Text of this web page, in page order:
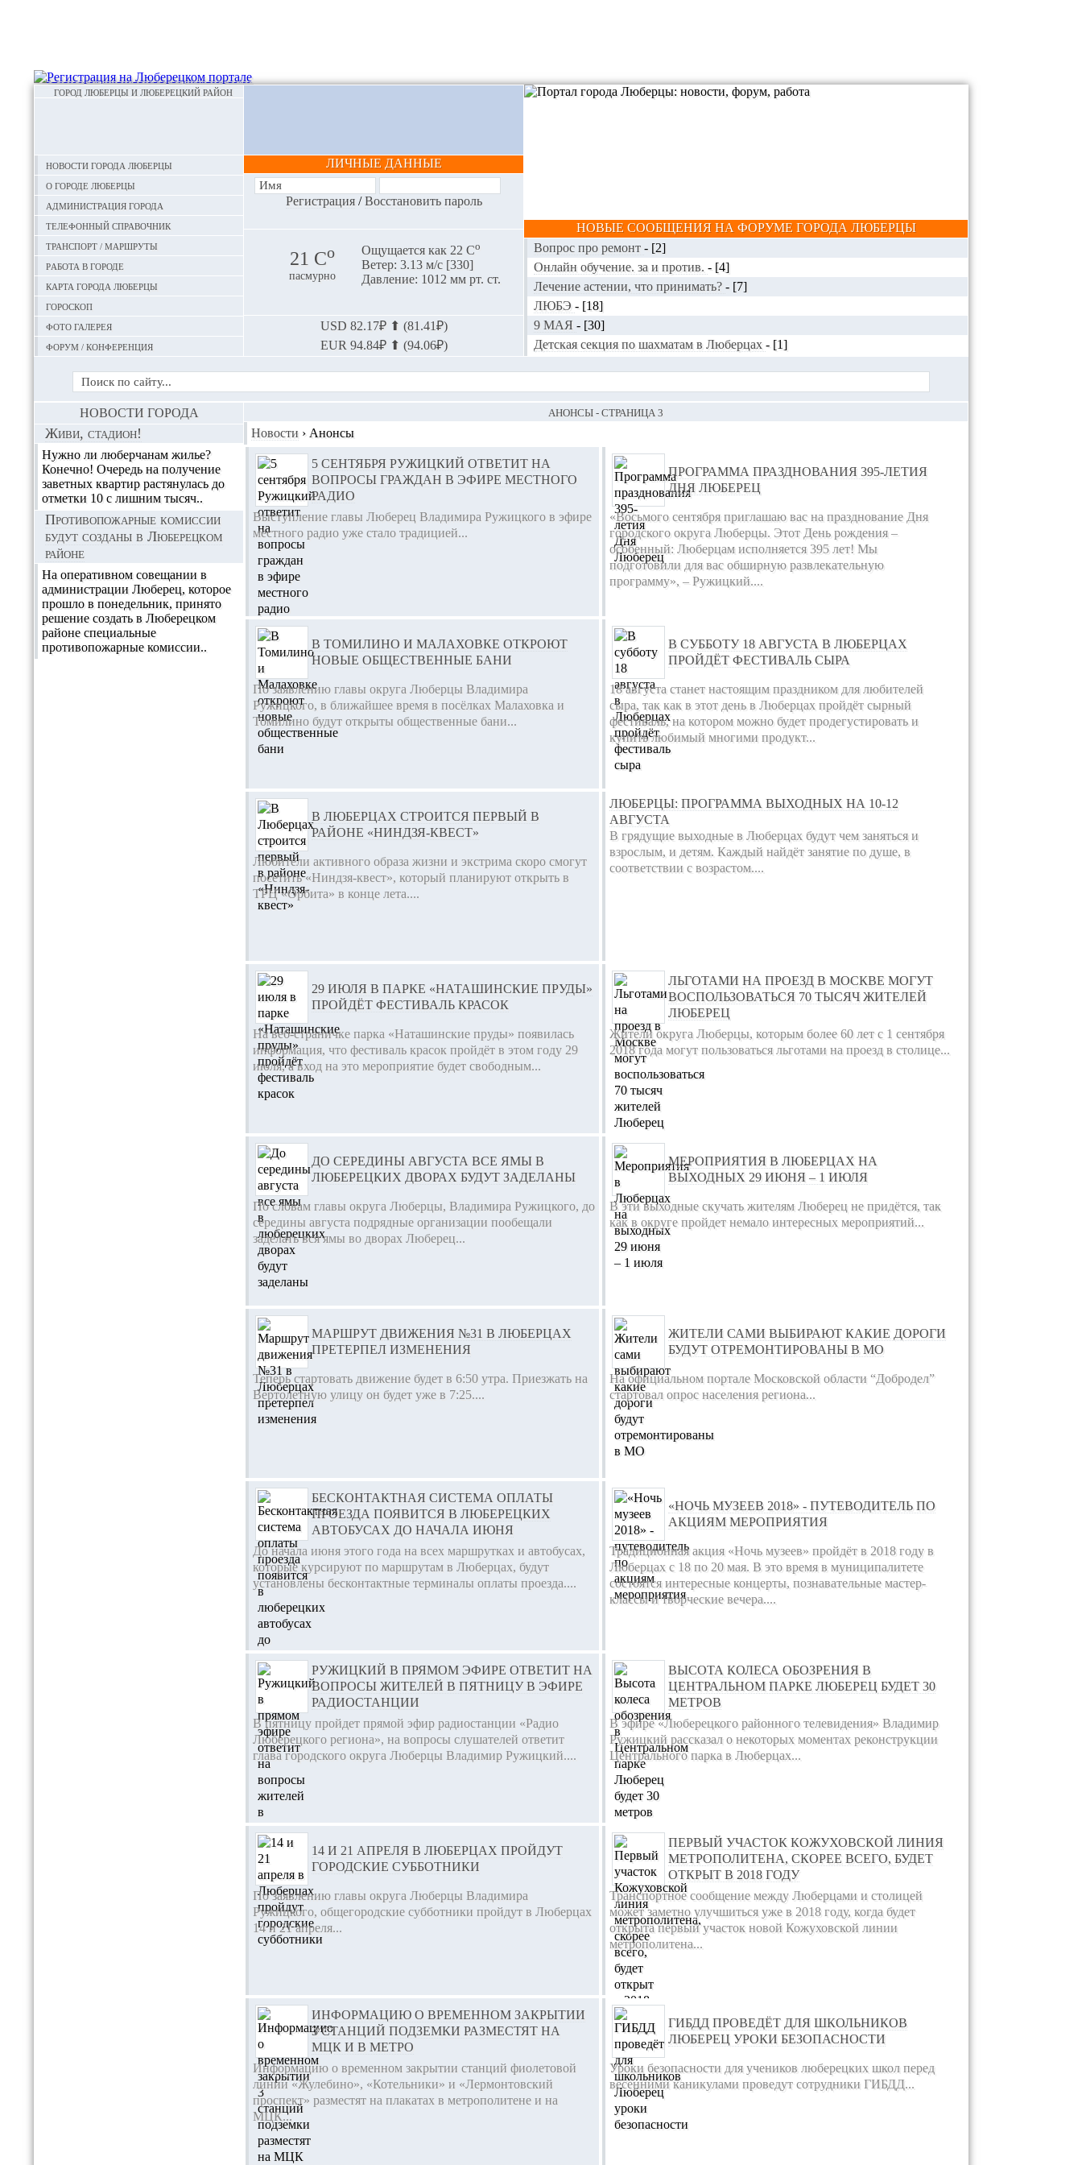
ГОРОД ЛЮБЕРЦЫ И ЛЮБЕРЕЦКИЙ РАЙОН
Новости города Люберцы
О городе Люберцы
Администрация города
Телефонный справочник
Транспорт / маршруты
Работа в городе
Карта города Люберцы
Гороскоп
Фото галерея
Форум / конференция
ЛИЧНЫЕ ДАННЫЕ
Регистрация/Восстановить пароль
21 Сo
пасмурно
Ощущается как 22 Сo
Ветер: 3.13 м/с [330]
Давление: 1012 мм рт. ст.
USD 82.17₽ ⬆ (81.41₽)
EUR 94.84₽ ⬆ (94.06₽)
НОВЫЕ СООБЩЕНИЯ НА ФОРУМЕ ГОРОДА ЛЮБЕРЦЫ
Вопрос про ремонт - [2]
Онлайн обучение. за и против. - [4]
Лечение астении, что принимать? - [7]
ЛЮБЭ - [18]
9 МАЯ - [30]
Детская секция по шахматам в Люберцах - [1]
АНОНСЫ - СТРАНИЦА 3
Новости › Анонсы
5 СЕНТЯБРЯ РУЖИЦКИЙ ОТВЕТИТ НА
ВОПРОСЫ ГРАЖДАН В ЭФИРЕ МЕСТНОГО
РАДИО
Выступление главы Люберец Владимира Ружицкого в эфире
местного радио уже стало традицией...
ПРОГРАММА ПРАЗДНОВАНИЯ 395-ЛЕТИЯ
ДНЯ ЛЮБЕРЕЦ
«Восьмого сентября приглашаю вас на празднование Дня
городского округа Люберцы. Этот День рождения –
особенный: Люберцам исполняется 395 лет! Мы
подготовили для вас обширную развлекательную
программу», – Ружицкий....
В ТОМИЛИНО И МАЛАХОВКЕ ОТКРОЮТ
НОВЫЕ ОБЩЕСТВЕННЫЕ БАНИ
По заявлению главы округа Люберцы Владимира
Ружицкого, в ближайшее время в посёлках Малаховка и
Томилино будут открыты общественные бани...
В СУББОТУ 18 АВГУСТА В ЛЮБЕРЦАХ
ПРОЙДЁТ ФЕСТИВАЛЬ СЫРА
18 августа станет настоящим праздником для любителей
сыра, так как в этот день в Люберцах пройдёт сырный
фестиваль, на котором можно будет продегустировать и
купить любимый многими продукт...
В ЛЮБЕРЦАХ СТРОИТСЯ ПЕРВЫЙ В
РАЙОНЕ «НИНДЗЯ-КВЕСТ»
Любители активного образа жизни и экстрима скоро смогут
посетить «Ниндзя-квест», который планируют открыть в
ТРЦ «Орбита» в конце лета....
ЛЮБЕРЦЫ: ПРОГРАММА ВЫХОДНЫХ НА 10-12
АВГУСТА
В грядущие выходные в Люберцах будут чем заняться и
взрослым, и детям. Каждый найдёт занятие по душе, в
соответствии с возрастом....
29 ИЮЛЯ В ПАРКЕ «НАТАШИНСКИЕ ПРУДЫ»
ПРОЙДЁТ ФЕСТИВАЛЬ КРАСОК
На веб-страничке парка «Наташинские пруды» появилась
информация, что фестиваль красок пройдёт в этом году 29
июля, а вход на это мероприятие будет свободным...
ЛЬГОТАМИ НА ПРОЕЗД В МОСКВЕ МОГУТ
ВОСПОЛЬЗОВАТЬСЯ 70 ТЫСЯЧ ЖИТЕЛЕЙ
ЛЮБЕРЕЦ
Жители округа Люберцы, которым более 60 лет с 1 сентября
2018 года могут пользоваться льготами на проезд в столице...
ДО СЕРЕДИНЫ АВГУСТА ВСЕ ЯМЫ В
ЛЮБЕРЕЦКИХ ДВОРАХ БУДУТ ЗАДЕЛАНЫ
По словам главы округа Люберцы, Владимира Ружицкого, до
середины августа подрядные организации пообещали
заделать вся ямы во дворах Люберец...
МЕРОПРИЯТИЯ В ЛЮБЕРЦАХ НА
ВЫХОДНЫХ 29 ИЮНЯ – 1 ИЮЛЯ
В эти выходные скучать жителям Люберец не придётся, так
как в округе пройдет немало интересных мероприятий...
МАРШРУТ ДВИЖЕНИЯ №31 В ЛЮБЕРЦАХ
ПРЕТЕРПЕЛ ИЗМЕНЕНИЯ
Теперь стартовать движение будет в 6:50 утра. Приезжать на
Вертолетную улицу он будет уже в 7:25....
ЖИТЕЛИ САМИ ВЫБИРАЮТ КАКИЕ ДОРОГИ
БУДУТ ОТРЕМОНТИРОВАНЫ В МО
На официальном портале Московской области “Добродел”
стартовал опрос населения региона...
БЕСКОНТАКТНАЯ СИСТЕМА ОПЛАТЫ
ПРОЕЗДА ПОЯВИТСЯ В ЛЮБЕРЕЦКИХ
АВТОБУСАХ ДО НАЧАЛА ИЮНЯ
До начала июня этого года на всех маршрутках и автобусах,
которые курсируют по маршрутам в Люберцах, будут
установлены бесконтактные терминалы оплаты проезда....
«НОЧЬ МУЗЕЕВ 2018» - ПУТЕВОДИТЕЛЬ ПО
АКЦИЯМ МЕРОПРИЯТИЯ
Традиционная акция «Ночь музеев» пройдёт в 2018 году в
Люберцах с 18 по 20 мая. В это время в муниципалитете
состоятся интересные концерты, познавательные мастер-
классы и творческие вечера....
РУЖИЦКИЙ В ПРЯМОМ ЭФИРЕ ОТВЕТИТ НА
ВОПРОСЫ ЖИТЕЛЕЙ В ПЯТНИЦУ В ЭФИРЕ
РАДИОСТАНЦИИ
В пятницу пройдет прямой эфир радиостанции «Радио
Люберецкого региона», на вопросы слушателей ответит
глава городского округа Люберцы Владимир Ружицкий....
ВЫСОТА КОЛЕСА ОБОЗРЕНИЯ В
ЦЕНТРАЛЬНОМ ПАРКЕ ЛЮБЕРЕЦ БУДЕТ 30
МЕТРОВ
В эфире «Люберецкого районного телевидения» Владимир
Ружицкий рассказал о некоторых моментах реконструкции
Центрального парка в Люберцах...
14 И 21 АПРЕЛЯ В ЛЮБЕРЦАХ ПРОЙДУТ
ГОРОДСКИЕ СУББОТНИКИ
По заявлению главы округа Люберцы Владимира
Ружицкого, общегородские субботники пройдут в Люберцах
14 и 21 апреля...
ПЕРВЫЙ УЧАСТОК КОЖУХОВСКОЙ ЛИНИЯ
МЕТРОПОЛИТЕНА, СКОРЕЕ ВСЕГО, БУДЕТ
ОТКРЫТ В 2018 ГОДУ
Транспортное сообщение между Люберцами и столицей
может заметно улучшиться уже в 2018 году, когда будет
открыта первый участок новой Кожуховской линии
метрополитена...
ИНФОРМАЦИЮ О ВРЕМЕННОМ ЗАКРЫТИИ
3 СТАНЦИЙ ПОДЗЕМКИ РАЗМЕСТЯТ НА
МЦК И В МЕТРО
Информацию о временном закрытии станций фиолетовой
линии «Жулебино», «Котельники» и «Лермонтовский
проспект» разместят на плакатах в метрополитене и на
МЦК...
ГИБДД ПРОВЕДЁТ ДЛЯ ШКОЛЬНИКОВ
ЛЮБЕРЕЦ УРОКИ БЕЗОПАСНОСТИ
Уроки безопасности для учеников люберецких школ перед
весенними каникулами проведут сотрудники ГИБДД...
НОВОСТИ ГОРОДА
Живи, стадион!
Нужно ли люберчанам жилье?
Конечно! Очередь на получение
заветных квартир растянулась до
отметки 10 с лишним тысяч..
Противопожарные комиссии
будут созданы в Люберецком
районе
На оперативном совещании в
администрации Люберец, которое
прошло в понедельник, принято
решение создать в Люберецком
районе специальные
противопожарные комиссии..